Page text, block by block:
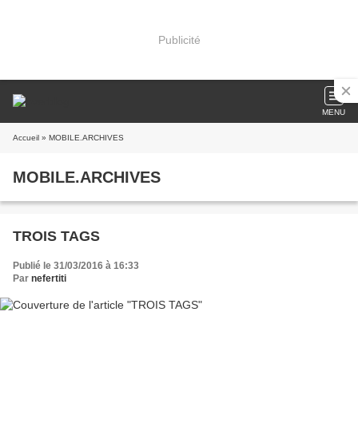
Publicité
MENU
Accueil » MOBILE.ARCHIVES
MOBILE.ARCHIVES
TROIS TAGS
Publié le 31/03/2016 à 16:33
Par nefertiti